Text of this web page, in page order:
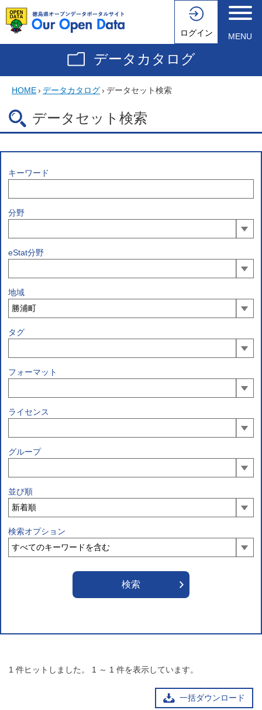
ログイン MENU
データカタログ
HOME› データカタログ› データセット検索
データセット検索
キーワード
分野
eStat分野
地域
タグ
フォーマット
ライセンス
グループ
並び順
検索オプション
1 件ヒットしました。 1 ～ 1 件を表示しています。
一括ダウンロード